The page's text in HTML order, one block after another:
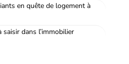
en quête de logement à
dans l’immobilier